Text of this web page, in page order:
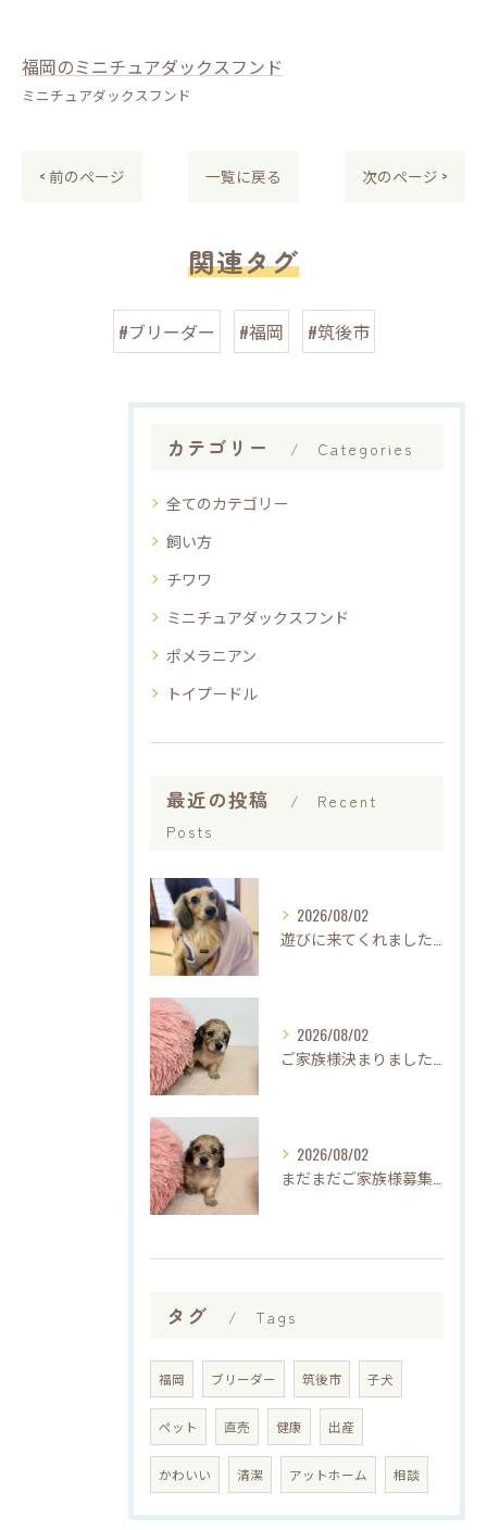
福岡のミニチュアダックスフンド
ミニチュアダックスフンド
< 前のページ 一覧に戻る 次のページ >
関連タグ
#ブリーダー #福岡 #筑後市
カテゴリー Categories
全てのカテゴリー
飼い方
チワワ
ミニチュアダックスフンド
ポメラニアン
トイプードル
最近の投稿
Recent
Posts
2026/08/02
遊びに来てくれました♡(о´∀`о)
2026/08/02
ご家族様決まりました♡♪
2026/08/02
まだまだご家族様募集してますU・x・U✳︎
タグ Tags
福岡 ブリーダー 筑後市 子犬
ペット 直売 健康 出産
かわいい 清潔 アットホーム 相談